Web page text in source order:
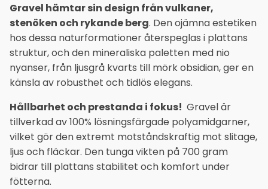
Gravel hämtar sin design från vulkaner,
stenöken och rykande berg. Den ojämna estetiken
hos dessa naturformationer återspeglas i plattans
struktur, och den mineraliska paletten med nio
nyanser, från ljusgrå kvarts till mörk obsidian, ger en
känsla av robusthet och tidlös elegans.
Hållbarhet och prestanda i fokus! Gravel är
tillverkad av 100% lösningsfärgade polyamidgarner,
vilket gör den extremt motståndskraftig mot slitage,
ljus och fläckar. Den tunga vikten på 700 gram
bidrar till plattans stabilitet och komfort under
fötterna.